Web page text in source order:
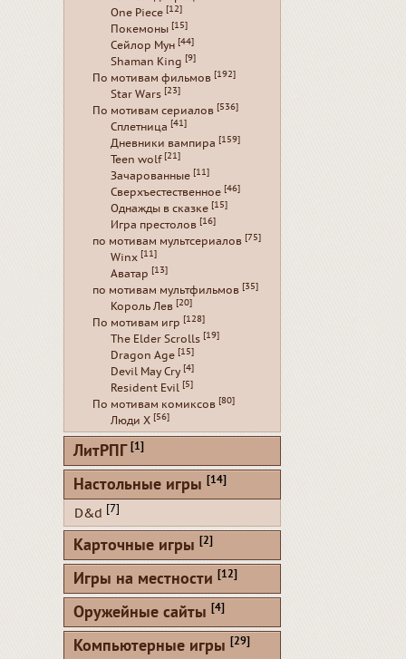
One Piece [12]
Покемоны [15]
Сейлор Мун [44]
Shaman King [9]
По мотивам фильмов [192]
Star Wars [23]
По мотивам сериалов [536]
Сплетница [41]
Дневники вампира [159]
Teen wolf [21]
Зачарованные [11]
Сверхъестественное [46]
Однажды в сказке [15]
Игра престолов [16]
по мотивам мультсериалов [75]
Winx [11]
Аватар [13]
по мотивам мультфильмов [35]
Король Лев [20]
По мотивам игр [128]
The Elder Scrolls [19]
Dragon Age [15]
Devil May Cry [4]
Resident Evil [5]
По мотивам комиксов [80]
Люди Х [56]
ЛитРПГ [1]
Настольные игры [14]
D&d [7]
Карточные игры [2]
Игры на местности [12]
Оружейные сайты [4]
Компьютерные игры [29]